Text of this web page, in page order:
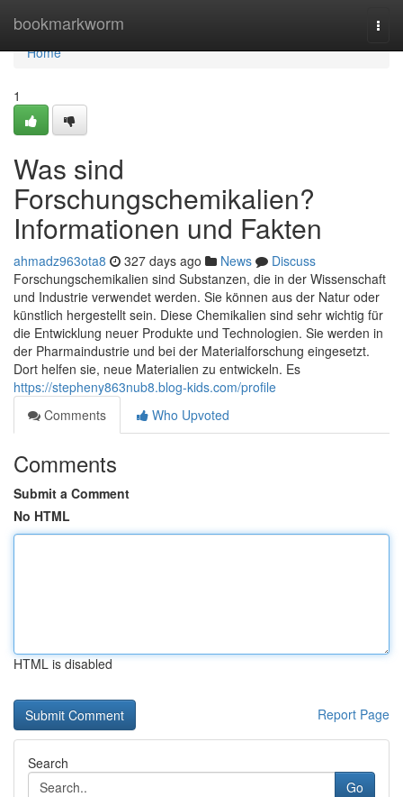
bookmarkworm
Home
Home
1
Was sind
Forschungschemikalien?
Informationen und Fakten
ahmadz963ota8 327 days ago News
Discuss
Forschungschemikalien sind Substanzen, die in der Wissenschaft
und Industrie verwendet werden. Sie können aus der Natur oder
künstlich hergestellt sein. Diese Chemikalien sind sehr wichtig für
die Entwicklung neuer Produkte und Technologien. Sie werden in
der Pharmaindustrie und bei der Materialforschung eingesetzt.
Dort helfen sie, neue Materialien zu entwickeln. Es
https://stepheny863nub8.blog-kids.com/profile
Comments
Who Upvoted
Comments
Submit a Comment
No HTML
HTML is disabled
Report Page
Search
Go